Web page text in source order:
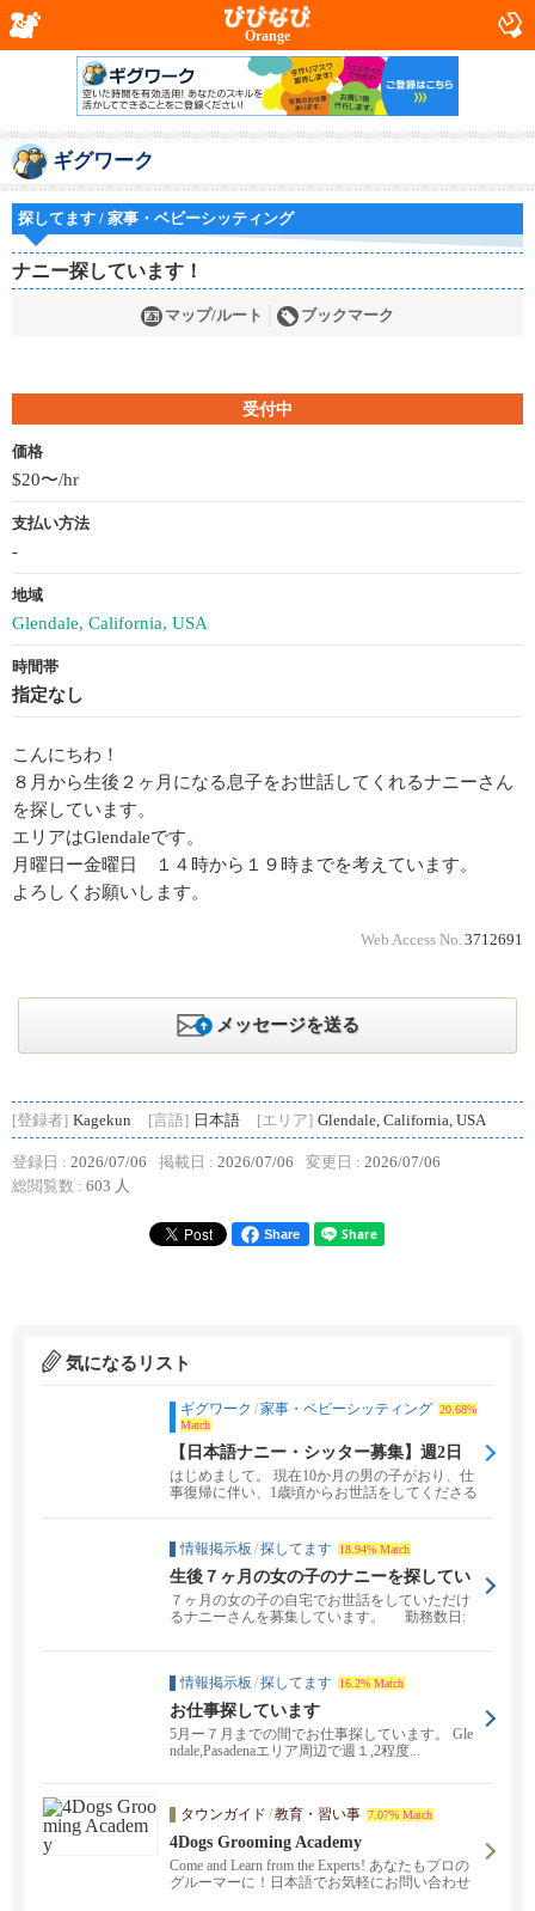
Orange
ギグワーク
探してます / 家事・ベビーシッティング
ナニー探しています！
マップ/ルート ブックマーク
受付中
価格
$20〜/hr
支払い方法
-
地域
Glendale, California, USA
時間帯
指定なし
こんにちわ！
８月から生後２ヶ月になる息子をお世話してくれるナニーさん
を探しています。
エリアはGlendaleです。
月曜日ー金曜日 １４時から１９時までを考えています。
よろしくお願いします。
Web Access No. 3712691
メッセージを送る
[登録者] Kagekun [言語] 日本語 [エリア] Glendale, California, USA
登録日 : 2026/07/06 掲載日 : 2026/07/06 変更日 : 2026/07/06
総閲覧数 : 603 人
Share
気になるリスト
ギグワーク /家事・ベビーシッティング 20.68%
Match
【日本語ナニー・シッター募集】週2日
（1歳男児）
はじめまして。 現在10か月の男の子がおり、仕
事復帰に伴い、1歳頃からお世話をしてくださる
情報掲示板 /探してます 18.94% Match
生後７ヶ月の女の子のナニーを探してい
ます。(Culver City)
７ヶ月の女の子の自宅でお世話をしていただけ
るナニーさんを募集しています。 勤務数日:
情報掲示板 /探してます 16.2% Match
お仕事探しています
5月ー７月までの間でお仕事探しています。 Gle
ndale,Pasadenaエリア周辺で週１,2程度...
タウンガイド /教育・習い事 7.07% Match
4Dogs Grooming Academy
Come and Learn from the Experts! あなたもプロの
グルーマーに！日本語でお気軽にお問い合わせ